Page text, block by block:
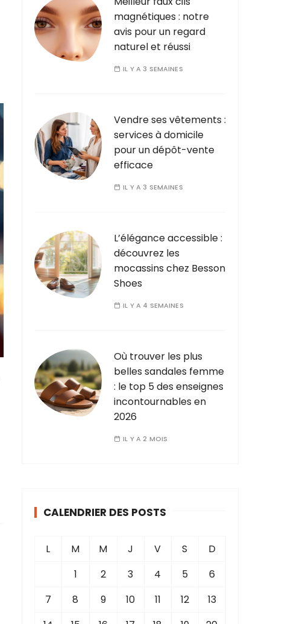
magnétiques : notre
avis pour un regard
naturel et réussi
IL Y A 3 SEMAINES
Vendre ses vêtements :
services à domicile
pour un dépôt-vente
efficace
IL Y A 3 SEMAINES
L’élégance accessible :
découvrez les
mocassins chez Besson
Shoes
IL Y A 4 SEMAINES
Où trouver les plus
belles sandales femme
: le top 5 des enseignes
incontournables en
2026
IL Y A 2 MOIS
CALENDRIER DES POSTS
L M M J V S
D
1
2 3 4 5
6
7
8 9 10 11 12
13